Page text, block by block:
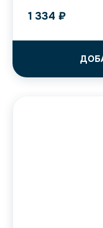
1 334 ₽